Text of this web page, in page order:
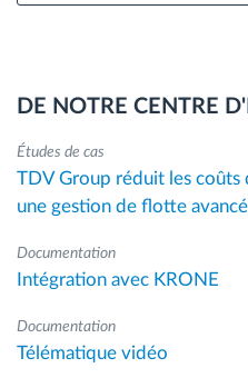
DE NOTRE CENTRE
Études de cas
TDV Group réduit les coûts
une gestion de flotte
Documentation
Intégration avec KRONE
Documentation
Télématique vidéo